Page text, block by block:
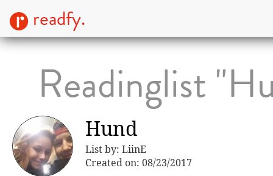
readfy.
Readinglist
Hund
List by: LiinE
Created on: 08/23/2017